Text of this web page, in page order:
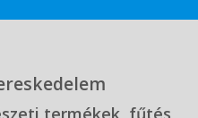
termékek, fűtés,